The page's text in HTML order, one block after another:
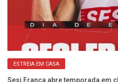
ESTREIA EM CASA
Sesi Franca abre temporada em